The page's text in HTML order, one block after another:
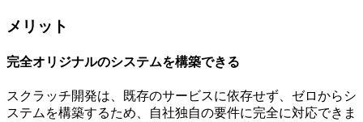
メリット
完全オリジナルのシステムを構築できる
スクラッチ開発は、既存のサービスに依存せず、ゼロからシ
ステムを構築するため、自社独自の要件に完全に対応できま